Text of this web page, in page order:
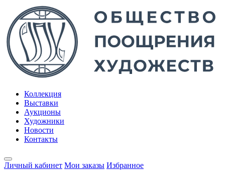
Коллекция
Выставки
Аукционы
Художники
Новости
Контакты
Личный кабинет Мои заказы Избранное